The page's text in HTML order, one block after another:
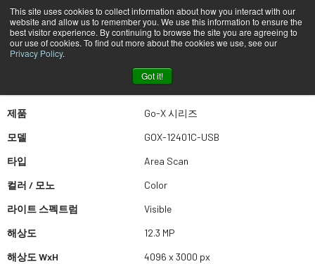
This site uses cookies to collect information about how you interact with our
website and allow us to remember you. We use this information to ensure the
best visitor experience. By continuing to browse the site you are agreeing to
our use of cookies. To find out more about the cookies we use, see our
Privacy Policy.
Got it!
퀵뷰 GOX-12401C-USB
더많은 결과를 보시려면 스크롤하세요
제품
Go-X 시리즈
모델
GOX-12401C-USB
타입
Area Scan
컬러 / 모노
Color
라이트 스펙트럼
Visible
해상도
12.3 MP
해상도 WxH
4096 x 3000 px